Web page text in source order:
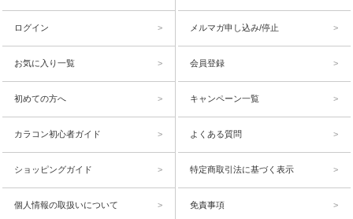
ログイン メルマガ申し込み/停止
お気に入り一覧 会員登録
初めての方へ キャンペーン一覧
カラコン初心者ガイド よくある質問
ショッピングガイド 特定商取引法に基づく表示
個人情報の取扱いについて 免責事項